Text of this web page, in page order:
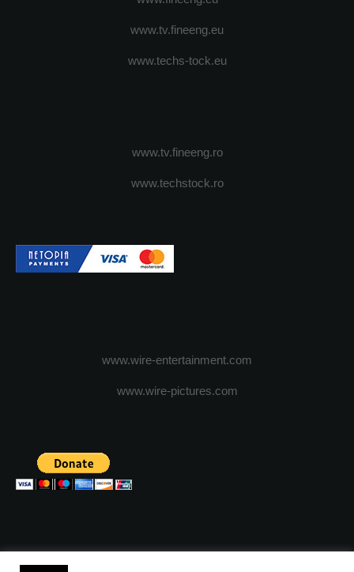
www.tv.fineeng.eu
www.techs-tock.eu
www.tv.fineeng.ro
www.techstock.ro
www.wire-entertainment.com
www.wire-pictures.com